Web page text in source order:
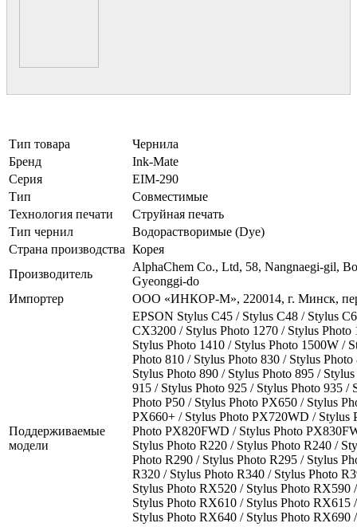
Тип товара
Чернила
Бренд
Ink-Mate
Серия
EIM-290
Тип
Совместимые
Технология печати
Струйная печать
Тип чернил
Водорастворимые (Dye)
Страна производства Корея
Производитель
AlphaChem Сo., Ltd, 58, Nangnaegi-gil,
Gyeonggi-do
Импортер
ООО «ИНКОР-М», 220014, г. Минск,
Поддерживаемые
модели
EPSON Stylus C45 / Stylus C48 / Stylus
CX3200 / Stylus Photo 1270 / Stylus Photo
Stylus Photo 1410 / Stylus Photo 1500W /
Photo 810 / Stylus Photo 830 / Stylus
Stylus Photo 890 / Stylus Photo 895 /
915 / Stylus Photo 925 / Stylus Photo 935 /
Photo P50 / Stylus Photo PX650 / Stylus
PX660+ / Stylus Photo PX720WD / Stylus
Photo PX820FWD / Stylus Photo
Stylus Photo R220 / Stylus Photo R240 /
Photo R290 / Stylus Photo R295 / Stylus
R320 / Stylus Photo R340 / Stylus Photo
Stylus Photo RX520 / Stylus Photo RX590
Stylus Photo RX610 / Stylus Photo RX615
Stylus Photo RX640 / Stylus Photo RX690